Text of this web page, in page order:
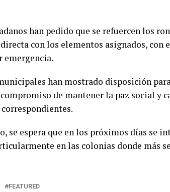
han pedido que se refuercen los
con los elementos asignados, con
emergencia.
han mostrado disposición
de mantener la paz social y
se espera que en los próximos días se
en las colonias donde más
FEATURED